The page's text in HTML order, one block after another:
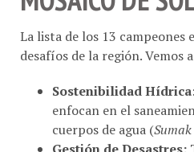
La lista de los 13 campeones
desafíos de la región. Vemos
enfocan en el
cuerpos de agua (
Gestión de Desastres: